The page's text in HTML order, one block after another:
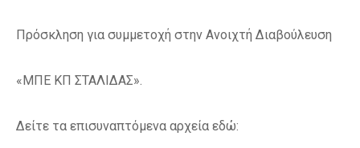
Πρόσκληση για συμμετοχή στην Ανοιχτή Διαβούλευση
«ΜΠΕ ΚΠ ΣΤΑΛΙΔΑΣ».
Δείτε τα επισυναπτόμενα αρχεία εδώ: